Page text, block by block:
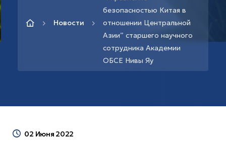
Новости
безопасностью Китая в
отношении Центральной
Азии” старшего научного
сотрудника Академии
ОБСЕ Нивы Яу
02 Июня 2022